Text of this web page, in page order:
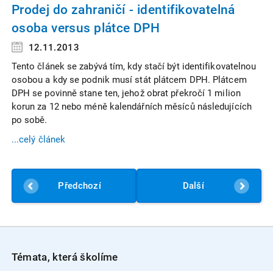
Prodej do zahraničí - identifikovatelná
osoba versus plátce DPH
12.11.2013
Tento článek se zabývá tím, kdy stačí být identifikovatelnou
osobou a kdy se podnik musí stát plátcem DPH. Plátcem
DPH se povinně stane ten, jehož obrat překročí 1 milion
korun za 12 nebo méně kalendářních měsíců následujících
po sobě.
...celý článek
Předchozí Další
Témata, která školíme